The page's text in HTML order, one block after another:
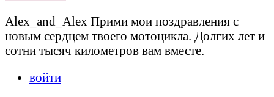
Alex_and_Alex Прими мои поздравления с
новым сердцем твоего мотоцикла. Долгих лет и
сотни тысяч километров вам вместе.
войти